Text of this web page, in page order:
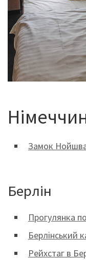
Замок
Берлін
Прогулянка
Берлінський
Рейхстаг в